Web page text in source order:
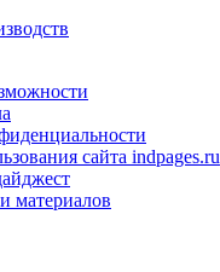
сайта indpages.ru
материалов